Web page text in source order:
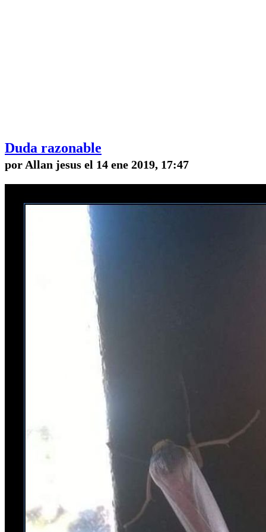
Duda razonable
por Allan jesus el 14 ene 2019, 17:47